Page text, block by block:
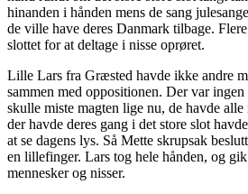
hinanden i hånden mens de sang
de ville have deres Danmark tilbage.
slottet for at deltage i nisse oprøret.
Lille Lars fra Græsted havde ikke andre
sammen med oppositionen. Der var
skulle miste magten lige nu, de havde
der havde deres gang i det store slot
at se dagens lys. Så Mette skrupsak
en lillefinger. Lars tog hele hånden, og
mennesker og nisser.